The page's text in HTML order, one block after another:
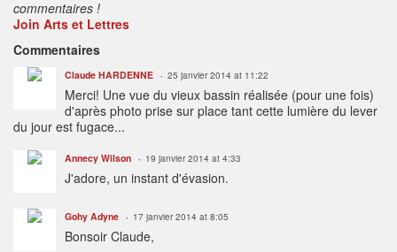
commentaires !
Join Arts et Lettres
Commentaires
Claude HARDENNE 25 janvier 2014 at 11:22
Merci! Une vue du vieux bassin réalisée (pour une fois)
d'après photo prise sur place tant cette lumière du lever
du jour est fugace...
Annecy Wilson 19 janvier 2014 at 4:33
J'adore, un instant d'évasion.
Gohy Adyne 17 janvier 2014 at 8:05
Bonsoir Claude,